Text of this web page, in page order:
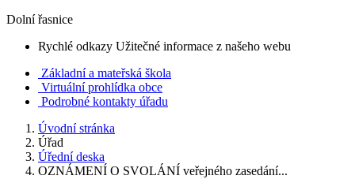
Dolní řasnice
Rychlé odkazy Užitečné informace z našeho webu
Základní a mateřská škola
Virtuální prohlídka obce
Podrobné kontakty úřadu
Úvodní stránka
Úřad
Úřední deska
OZNÁMENÍ O SVOLÁNÍ veřejného zasedání...